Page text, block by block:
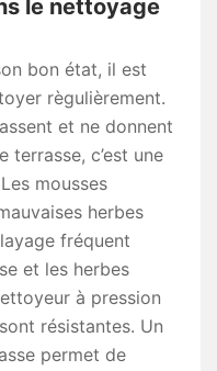
le nettoyage
bon état, il est
règulièrement.
et ne donnent
terrasse, c’est une
mousses
herbes
fréquent
et les herbes
à pression
résistantes. Un
permet de